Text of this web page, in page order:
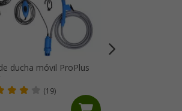
ducha móvil ProPlus
(19)